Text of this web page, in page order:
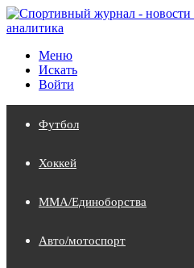
Меню
Искать
Войти
Футбол
Хоккей
MMA/Единоборства
Авто/мотоспорт